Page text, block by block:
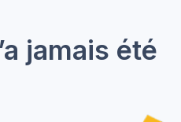
jamais été